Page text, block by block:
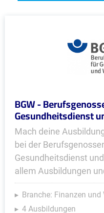
BGW -
Gesundheitsdienst
Mach deine
bei der
Gesundheitsdienst
allem Ausbildungen
Branche: Finanzen und
4 Ausbildungen